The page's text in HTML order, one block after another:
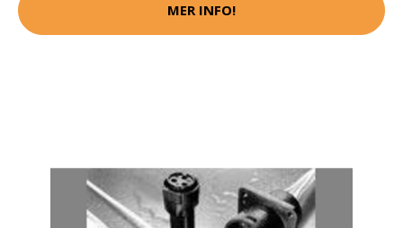
MER INFO!